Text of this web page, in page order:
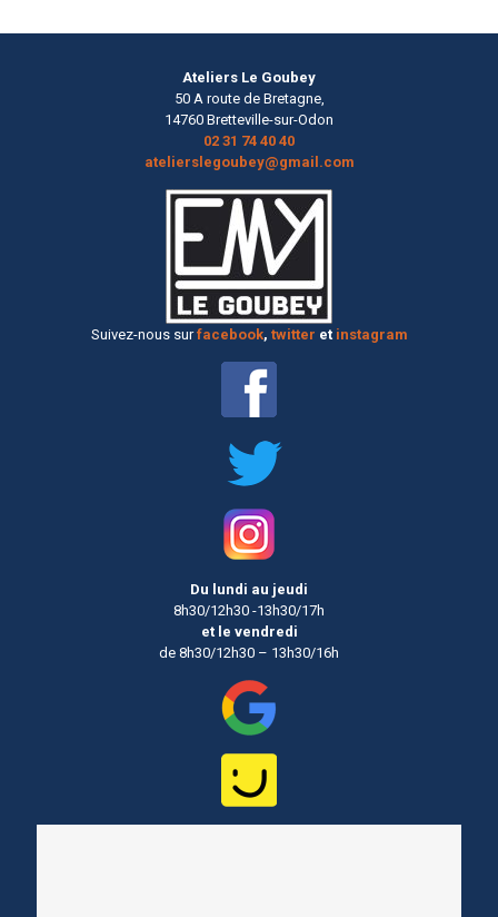
Ateliers Le Goubey
50 A route de Bretagne,
14760 Bretteville-sur-Odon
02 31 74 40 40
atelierslegoubey@gmail.com
Suivez-nous surfacebook, twitter et instagram
Du lundi au jeudi
8h30/12h30 -13h30/17h
et le vendredi
de 8h30/12h30 – 13h30/16h